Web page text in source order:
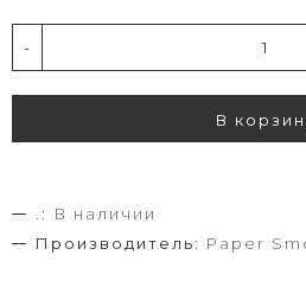
-
В
.:
В наличии
Производитель: Paper